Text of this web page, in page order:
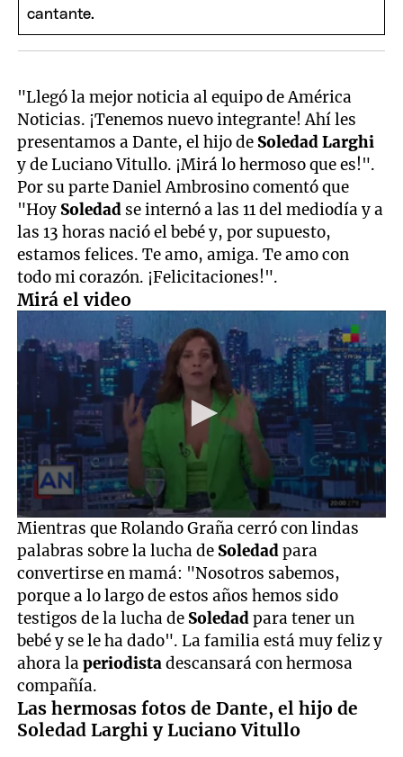
"Llegó la mejor noticia al equipo de América
Noticias. ¡Tenemos nuevo integrante! Ahí les
presentamos a Dante, el hijo de SoledadLarghi
y de Luciano Vitullo. ¡Mirá lo hermoso que es!".
Por su parte Daniel Ambrosino comentó que
"Hoy Soledad se internó a las 11 del mediodía y a
las 13 horas nació el bebé y, por supuesto,
estamos felices. Te amo, amiga. Te amo con
todo mi corazón. ¡Felicitaciones!".
Mirá el video
0
seconds
of
58
seconds
Mientras que Rolando Graña cerró con lindas
palabras sobre la lucha de Soledadpara
convertirse en mamá: "Nosotros sabemos,
porque a lo largo de estos años hemos sido
testigos de la lucha de Soledadpara tener un
bebé y se le ha dado". La familia está muy feliz y
ahora laperiodistadescansará con hermosa
compañía.
Las hermosas fotos de Dante, el hijo de
Soledad Larghi y Luciano Vitullo